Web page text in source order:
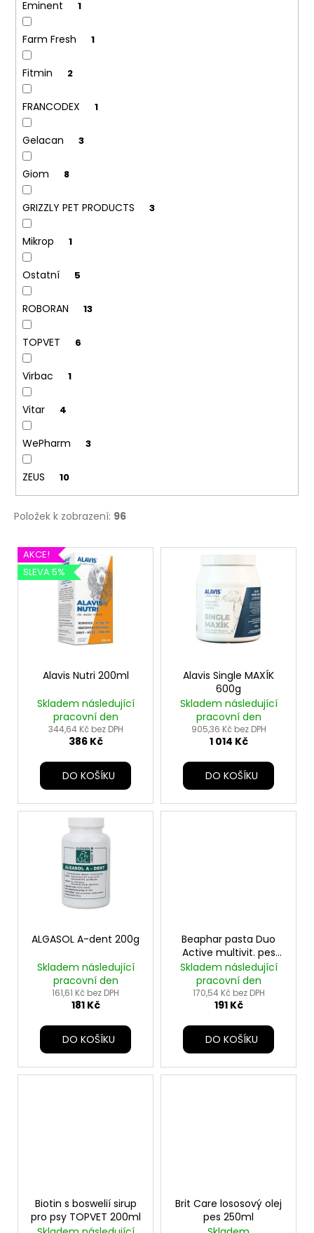
Eminent 1
Farm Fresh 1
Fitmin 2
FRANCODEX 1
Gelacan 3
Giom 8
GRIZZLY PET PRODUCTS 3
Mikrop 1
Ostatní 5
ROBORAN 13
TOPVET 6
Virbac 1
Vitar 4
WePharm 3
ZEUS 10
Položek k zobrazení: 96
V
ý
p
AKCE!
SLEVA 5%
Alavis Nutri 200ml
Skladem následující
pracovní den
344,64 Kč bez DPH
386 Kč
DO KOŠÍKU
Alavis Single MAXÍK
600g
Skladem následující
pracovní den
905,36 Kč bez DPH
1 014 Kč
DO KOŠÍKU
ALGASOL A-dent 200g
Skladem následující
pracovní den
161,61 Kč bez DPH
181 Kč
DO KOŠÍKU
Beaphar pasta Duo
Active multivit. pes
100g
Skladem následující
pracovní den
170,54 Kč bez DPH
191 Kč
DO KOŠÍKU
Biotin s boswelií sirup
pro psy TOPVET 200ml
Brit Care lososový olej
pes 250ml